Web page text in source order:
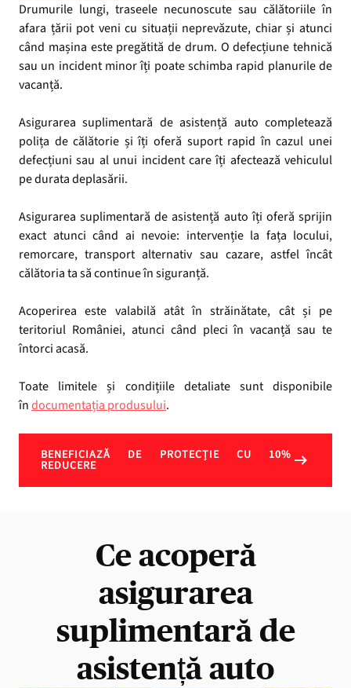
Drumurile lungi, traseele necunoscute sau călătoriile în
afara țării pot veni cu situații neprevăzute, chiar și atunci
când mașina este pregătită de drum. O defecțiune tehnică
sau un incident minor îți poate schimba rapid planurile de
vacanță.
Asigurarea suplimentară de asistență auto completează
polița de călătorie și îți oferă suport rapid în cazul unei
defecțiuni sau al unui incident care îți afectează vehiculul
pe durata deplasării.
Asigurarea suplimentară de asistență auto îți oferă sprijin
exact atunci când ai nevoie: intervenție la fața locului,
remorcare, transport alternativ sau cazare, astfel încât
călătoria ta să continue în siguranță.
Acoperirea este valabilă atât în străinătate, cât și pe
teritoriul României, atunci când pleci în vacanță sau te
întorci acasă.
Toate limitele și condițiile detaliate sunt disponibile
îndocumentația produsului.
BENEFICIAZĂ DE PROTECȚIE CU 10%
REDUCERE
Ce acoperă
asigurarea
suplimentară de
asistență auto